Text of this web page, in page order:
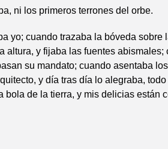
ni los primeros terrones del orbe.
yo; cuando trazaba la bóveda sobre
altura, y fijaba las fuentes abismales;
su mandato; cuando asentaba
y día tras día lo alegraba,
bola de la tierra, y mis delicias están